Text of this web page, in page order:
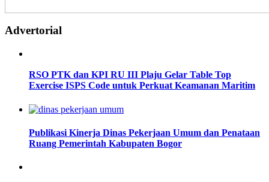
Advertorial
RSO PTK dan KPI RU III Plaju Gelar Table Top
Exercise ISPS Code untuk Perkuat Keamanan Maritim
Publikasi Kinerja Dinas Pekerjaan Umum dan Penataan
Ruang Pemerintah Kabupaten Bogor